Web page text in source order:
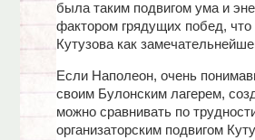
была таким подвигом ума и
фактором грядущих побед,
Кутузова как
Если Наполеон, очень
своим Булонским лагерем,
можно сравнивать по
организаторским подвигом